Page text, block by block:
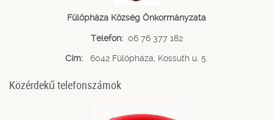
Fülöpháza Község Önkormányzata
Telefon: 06 76 377 182
Cím: 6042 Fülöpháza, Kossuth u. 5.
Közérdekű telefonszámok